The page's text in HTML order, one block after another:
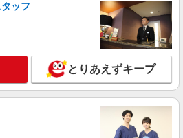
ッフ
とりあえずキープ